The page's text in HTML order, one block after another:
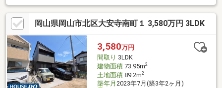
トいたします。高い技術力とデザイン力で失敗しないリフォーム
を実現。中古物件をリノベ・リフォームで蘇らせます。物件購入
費用とリノベ工事費用を一緒にローンで組む提案も可能です。3D
モデリングでリフォームの完成予想図を立体的に表現。購入・買
い替え・購入+リノベーションなど、お気軽にご相談ください！
お問い合わせは【086-250-9005】または資料請求・来場予約ボタ
ンから。
岡山県岡山市北区大安寺南町１ 3,580万円 3LDK
3,580万円
間取り 3LDK
建物面積73.95m2
土地面積89.2m2
築年月 2023年7月(築3年2ヶ月)